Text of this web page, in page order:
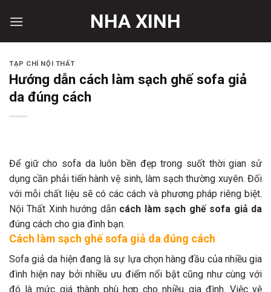
NHA XINH
TẠP CHÍ NỘI THẤT
Hướng dẫn cách làm sạch ghế sofa giả
da đúng cách
Để giữ cho sofa da luôn bền đẹp trong suốt thời gian sử
dụng cần phải tiến hành vệ sinh, làm sạch thường xuyên. Đối
với mỗi chất liệu sẽ có các cách và phương pháp riêng biệt.
Nội Thất Xinh hướng dẫn cách làm sạch ghế sofa giả da
đúng cách cho gia đình bạn.
Cách làm sạch ghế sofa giả da đúng cách
Sofa giả da hiện đang là sự lựa chọn hàng đầu của nhiều gia
đình hiện nay bởi nhiều ưu điểm nổi bật cũng như cùng với
đó là mức giá thành phù hợp cho nhiều gia đình. Việc vệ